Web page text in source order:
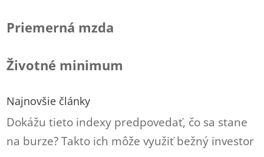
Priemerná mzda
Životné minimum
Najnovšie články
Dokážu tieto indexy predpovedať, čo sa stane
na burze? Takto ich môže využiť bežný investor